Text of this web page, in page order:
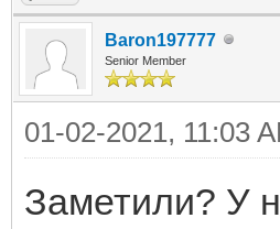
Baron197777
Senior Member
01-02-2021, 11:03
Заметили? У